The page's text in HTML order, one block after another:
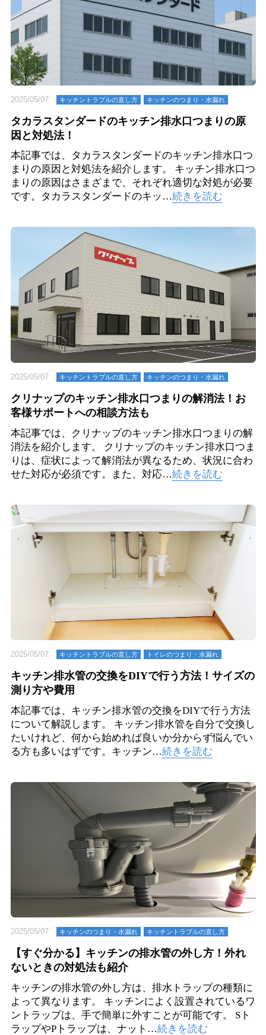
2025/05/07 キッチントラブルの直し方 キッチンのつまり・⽔漏れ
タカラスタンダードのキッチン排水口つまりの原
因と対処法！
本記事では、タカラスタンダードのキッチン排水口つ
まりの原因と対処法を紹介します。 キッチン排水口つ
まりの原因はさまざまで、それぞれ適切な対処が必要
です。タカラスタンダードのキッ…続きを読む
2025/05/07 キッチントラブルの直し方 キッチンのつまり・⽔漏れ
クリナップのキッチン排水口つまりの解消法！お
客様サポートへの相談方法も
本記事では、クリナップのキッチン排水口つまりの解
消法を紹介します。 クリナップのキッチン排水口つま
りは、症状によって解消法が異なるため、状況に合わ
せた対応が必須です。また、対応…続きを読む
2025/05/07 キッチントラブルの直し方 トイレのつまり・⽔漏れ
キッチン排水管の交換をDIYで行う方法！サイズの
測り方や費用
本記事では、キッチン排水管の交換をDIYで行う方法
について解説します。 キッチン排水管を自分で交換し
たいけれど、何から始めれば良いか分からず悩んでい
る方も多いはずです。キッチン…続きを読む
2025/05/07 キッチンのつまり・⽔漏れ キッチントラブルの直し方
【すぐ分かる】キッチンの排水管の外し方！外れ
ないときの対処法も紹介
キッチンの排水管の外し方は、排水トラップの種類に
よって異なります。 キッチンによく設置されているワ
ントラップは、手で簡単に外すことが可能です。 Sト
ラップやPトラップは、ナット…続きを読む